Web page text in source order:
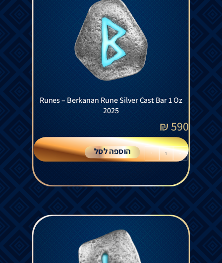
Runes – Berkanan Rune Silver Cast Bar 1 Oz
2025
590
₪
-
+ הוספה לסל